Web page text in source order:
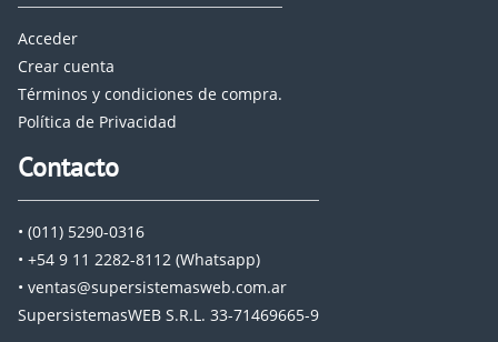
Acceder
Crear cuenta
Términos y condiciones de compra.
Política de Privacidad
Contacto
• (011) 5290-0316
• +54 9 11 2282-8112 (Whatsapp)
• ventas@supersistemasweb.com.ar
SupersistemasWEB S.R.L. 33-71469665-9